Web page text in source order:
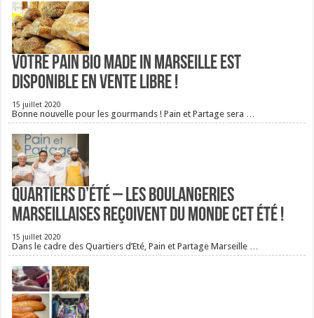
Votre pain bio Made in Marseille est
disponible en vente libre !
15 juillet 2020
Bonne nouvelle pour les gourmands ! Pain et Partage sera …
Quartiers d’été – Les boulangeries
Marseillaises reçoivent du monde cet été !
15 juillet 2020
Dans le cadre des Quartiers d’Eté, Pain et Partage Marseille …